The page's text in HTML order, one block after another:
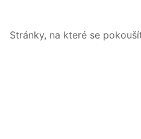
Stránky, na které se